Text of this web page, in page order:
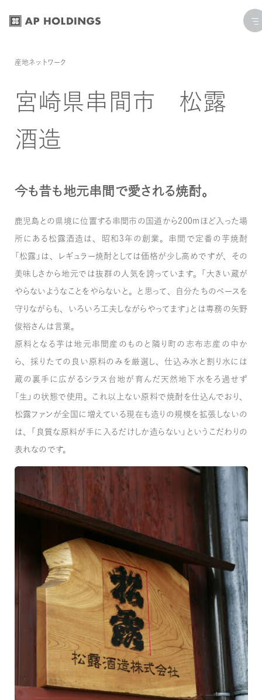
産地ネットワーク
宮崎県串間市 松露
酒造
今も昔も地元串間で愛される焼酎。
鹿児島との県境に位置する串間市の国道から200mほど入った場
所にある松露酒造は、昭和3年の創業。串間で定番の芋焼酎
「松露」は、レギュラー焼酎としては価格が少し高めですが、その
美味しさから地元では抜群の人気を誇っています。「大きい蔵が
やらないようなことをやらないと。と思って、自分たちのペースを
守りながらも、いろいろ工夫しながらやってます」とは専務の矢野
俊裕さんは言葉。
原料となる芋は地元串間産のものと隣り町の志布志産の中か
ら、採りたての良い原料のみを厳選し、仕込み水と割り水には
蔵の裏手に広がるシラス台地が育んだ天然地下水をろ過せず
「生」の状態で使用。これ以上ない原料で焼酎を仕込んでおり、
松露ファンが全国に増えている現在も造りの規模を拡張しないの
は、「良質な原料が手に入るだけしか造らない」というこだわりの
表れなのです。